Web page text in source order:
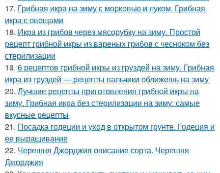
17. Грибная икра на зиму с морковью и луком. Грибная
икра с овощами
18. Икра из грибов через мясорубку на зиму. Простой
рецепт грибной икры из вареных грибов с чесноком без
стерилизации
19. 6 рецептов грибной икры из груздей на зиму. Грибная
икра из груздей — рецепты пальчики оближешь на зиму
20. Лучшие рецепты приготовления грибной икры на
зиму. Грибная икра без стерилизации на зиму: самые
вкусные рецепты
21. Посадка годеции и уход в открытом грунте. Годеция и
ее выращивание
22. Черешня Джорджия описание сорта. Черешня
Джорджия